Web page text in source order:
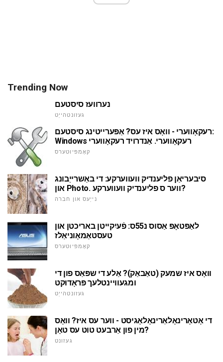
Trending Now
נערוועז סיסטעם
געזונטהייַט
רעקאָווערי - וואָס איז עס? אַפּערייטינג סיסטעם:
Windows רעקאָווערי. אַנדרויד רעקאָווערי
קאָמפּיוטערס
סיבעריאַן פליענדיק וועווערקע: די באַשרייַבונג
און Photo. ווער ס פליענדיק וועווערקע?
נייַעס און חברה
לאַפּטאָפּ אַסוס נ55ס: פֿעיִקייטן באריכטן און
טעסטאַמאָוניאַלז
קאָמפּיוטערס
וואָס איז שמעק (טאַבאַק)? אַלע די שפּאַס פון די
ומגעוויינטלעך פּראָדוקט
געזונטהייַט
די אָטאָרינאָלאַרינאָלאָגיסט - ווער עס איז? וואָס
מין פון אַרבעט טוט עס טאָן?
געזונט